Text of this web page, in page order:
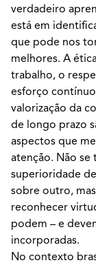
verdadeiro
está em
que pode nos
melhores. A
trabalho, o
esforço
valorização da
de longo prazo
aspectos que
atenção. Não se
superioridade
sobre outro,
reconhecer
podem – e
incorporadas.
No contexto